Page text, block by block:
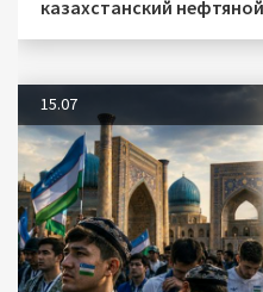
казахстанский
15.07